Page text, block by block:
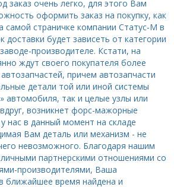
заказ очень легко, для этого Вам
оформить заказ на покупку, как
самой страничке компании Статус-М в
доставки будет зависеть от категории
производителе. Кстати, на
ждут своего покупателя более
причем автозапчасти
детали той или иной системы
автомобиля, так и целые узлы или
возникнет форс-мажорные
нас в данный момент на складе
Вам деталь или механизм - не
невозможного. Благодаря нашим
партнерскими отношениями со
производителями, Ваша
ближайшее время найдена и